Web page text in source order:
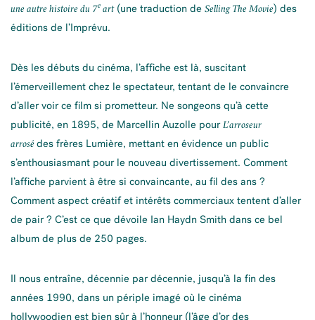
une autre histoire du 7e art(une traduction de Selling The Movie) des
éditions de l’Imprévu.
Dès les débuts du cinéma, l’affiche est là, suscitant
l’émerveillement chez le spectateur, tentant de le convaincre
d’aller voir ce film si prometteur. Ne songeons qu’à cette
publicité, en 1895, de Marcellin Auzolle pourL’arroseur
arrosédes frères Lumière, mettant en évidence un public
s’enthousiasmant pour le nouveau divertissement. Comment
l’affiche parvient à être si convaincante, au fil des ans ?
Comment aspect créatif et intérêts commerciaux tentent d’aller
de pair ? C’est ce que dévoile Ian Haydn Smith dans ce bel
album de plus de 250 pages.
Il nous entraîne, décennie par décennie, jusqu’à la fin des
années 1990, dans un périple imagé où le cinéma
hollywoodien est bien sûr à l’honneur (l’âge d’or des